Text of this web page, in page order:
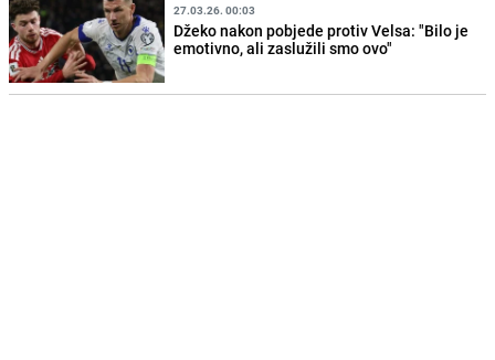
27.03.26. 00:03
Džeko nakon pobjede protiv Velsa: "Bilo je
emotivno, ali zaslužili smo ovo"